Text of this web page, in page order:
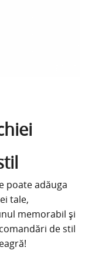
poate adăuga
tale,
memorabil și
de stil